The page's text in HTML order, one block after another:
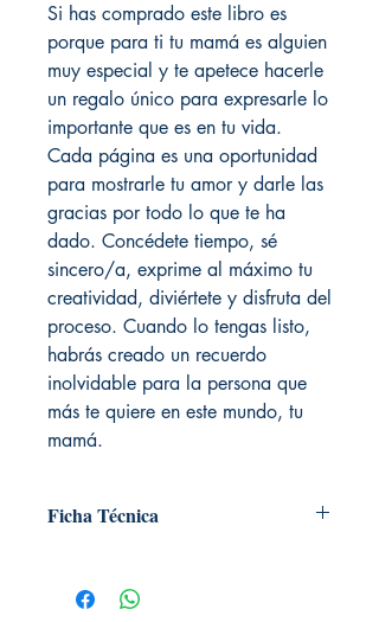
Si has comprado este libro es
porque para ti tu mamá es alguien
muy especial y te apetece hacerle
un regalo único para expresarle lo
importante que es en tu vida.
Cada página es una oportunidad
para mostrarle tu amor y darle las
gracias por todo lo que te ha
dado. Concédete tiempo, sé
sincero/a, exprime al máximo tu
creatividad, diviértete y disfruta del
proceso. Cuando lo tengas listo,
habrás creado un recuerdo
inolvidable para la persona que
más te quiere en este mundo, tu
mamá.
Ficha Técnica
Editorial: Alma editorial
Idioma: Castellano